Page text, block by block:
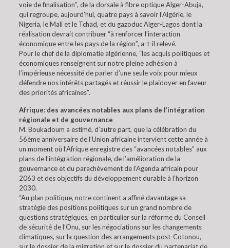
voie de finalisation”, de la dorsale à fibre optique Alger-Abuja,
qui regroupe, aujourd’hui, quatre pays à savoir l’Algérie, le
Nigeria, le Mali et le Tchad, et du gazoduc Alger-Lagos dont la
réalisation devrait contribuer “à renforcer l’interaction
économique entre les pays de la région”, a-t-il relevé.
Pour le chef de la diplomatie algérienne, “les acquis politiques et
économiques renseignent sur notre pleine adhésion à
l’impérieuse nécessité de parler d’une seule voix pour mieux
défendre nos intérêts partagés et réussir le plaidoyer en faveur
des priorités africaines”.
Afrique: des avancées notables aux plans de l’intégration
régionale et de gouvernance
M. Boukadoum a estimé, d’autre part, que la célébration du
56ème anniversaire de l’Union africaine intervient cette année à
un moment où l’Afrique enregistre des “avancées notables” aux
plans de l’intégration régionale, de l’amélioration de la
gouvernance et du parachèvement de l’Agenda africain pour
2063 et des objectifs du développement durable à l’horizon
2030.
“Au plan politique, notre continent a affiné davantage sa
stratégie des positions politiques sur un grand nombre de
questions stratégiques, en particulier sur la réforme du Conseil
de sécurité de l’Onu, sur les négociations sur les changements
climatiques, sur la question des arrangements post-Cotonou,